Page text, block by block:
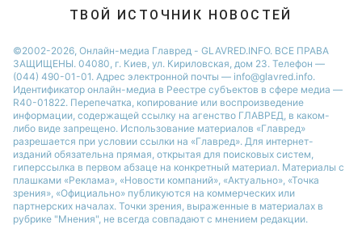
ТВОЙ ИСТОЧНИК НОВОСТЕЙ
©2002-2026, Онлайн-медиа Главред - GLAVRED.INFO. ВСЕ ПРАВА
ЗАЩИЩЕНЫ. 04080, г. Киев, ул. Кириловская, дом 23. Телефон —
(044) 490-01-01. Адрес электронной почты — info@glavred.info.
Идентификатор онлайн-медиа в Реестре cубъектов в сфере медиа —
R40-01822. Перепечатка, копирование или воспроизведение
информации, содержащей ссылку на агенство ГЛАВРЕД, в каком-
либо виде запрещено. Использование материалов «Главред»
разрешается при условии ссылки на «Главред». Для интернет-
изданий обязательна прямая, открытая для поисковых систем,
гиперссылка в первом абзаце на конкретный материал. Материалы с
плашками «Реклама», «Новости компаний», «Актуально», «Точка
зрения», «Официально» публикуются на коммерческих или
партнерских началах. Точки зрения, выраженные в материалах в
рубрике "Мнения", не всегда совпадают с мнением редакции.